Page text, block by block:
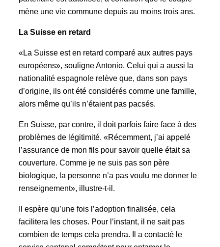
mène une vie commune depuis au moins trois ans.
La Suisse en retard
«La Suisse est en retard comparé aux autres pays
européens», souligne Antonio. Celui qui a aussi la
nationalité espagnole relève que, dans son pays
d’origine, ils ont été considérés comme une famille,
alors même qu’ils n’étaient pas pacsés.
En Suisse, par contre, il doit parfois faire face à des
problèmes de légitimité. «Récemment, j’ai appelé
l’assurance de mon fils pour savoir quelle était sa
couverture. Comme je ne suis pas son père
biologique, la personne n’a pas voulu me donner le
renseignement», illustre-t-il.
Il espère qu’une fois l’adoption finalisée, cela
facilitera les choses. Pour l’instant, il ne sait pas
combien de temps cela prendra. Il a contacté le